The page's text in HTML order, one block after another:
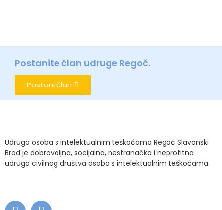
Postanite član udruge Regoč.
Postani član
Udruga osoba s intelektualnim teškoćama Regoč Slavonski
Brod je dobrovoljna, socijalna, nestranačka i neprofitna
udruga civilnog društva osoba s intelektualnim teškoćama.